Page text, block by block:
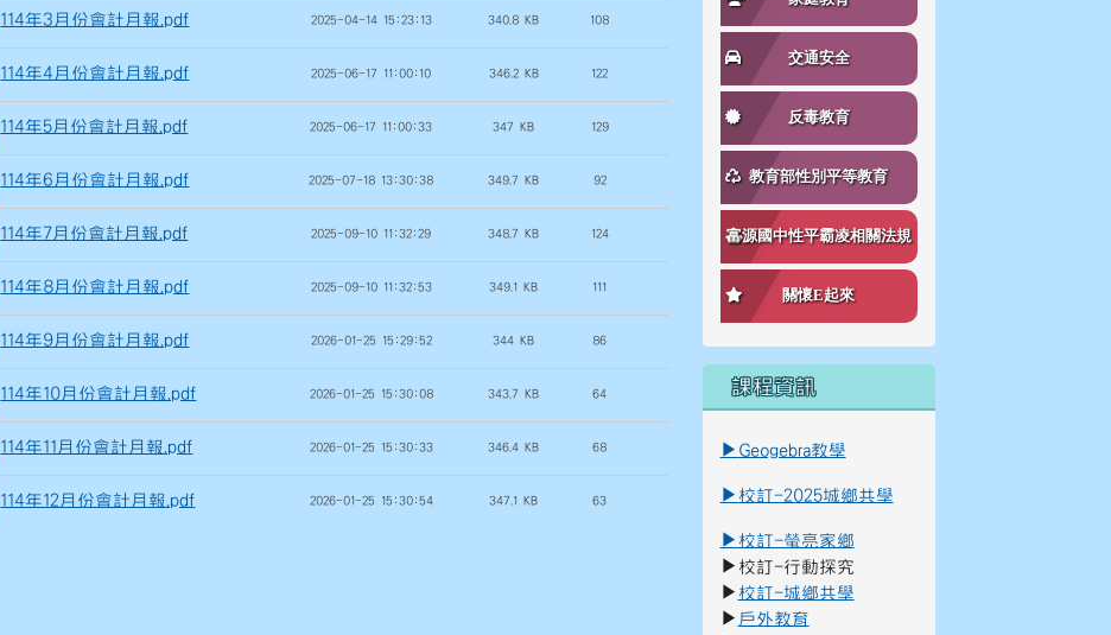
114年3月份會計月報.pdf 2025-04-14 15:23:13 340.8 KB 108
114年4月份會計月報.pdf 2025-06-17 11:00:10 346.2 KB 122
114年5月份會計月報.pdf 2025-06-17 11:00:33 347 KB 129
114年6月份會計月報.pdf 2025-07-18 13:30:38 349.7 KB 92
114年7月份會計月報.pdf 2025-09-10 11:32:29 348.7 KB 124
114年8月份會計月報.pdf 2025-09-10 11:32:53 349.1 KB 111
114年9月份會計月報.pdf 2026-01-25 15:29:52 344 KB 86
114年10月份會計月報.pdf 2026-01-25 15:30:08 343.7 KB 64
114年11月份會計月報.pdf 2026-01-25 15:30:33 346.4 KB 68
114年12月份會計月報.pdf 2026-01-25 15:30:54 347.1 KB 63
交通安全
反毒教育
教育部性別平等教育
富源國中性平霸凌相關法規
關懷E起來
課程資訊
link to \ \"\\"_blank\\"\"
link to https://reurl.cc/K8Ko7g _blank
▶ Geogebra教學
▶ 校訂-2025城鄉共學
▶ 校訂-螢亮家鄉
▶ 校訂-行動探究
▶ 校訂-城鄉共學
▶ 戶外教育